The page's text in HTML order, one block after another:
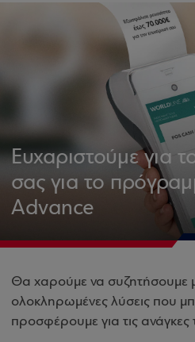
Ευχαριστούμε για
σας για το
Advance
Θα χαρούμε να συζητήσουμε
ολοκληρωμένες λύσεις που
προσφέρουμε για τις ανάγκες